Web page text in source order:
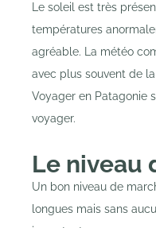
Le soleil est très
températures
agréable. La météo
avec plus souvent de
Voyager en Patagonie
voyager.
Le niveau
Un bon niveau de
longues mais sans